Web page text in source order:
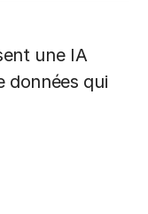
une IA
données qui